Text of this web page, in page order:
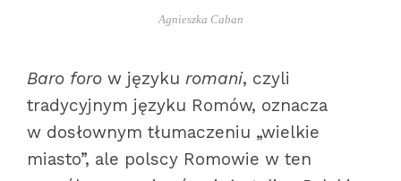
Agnieszka Caban
Baro foro w języku romani, czyli
tradycyjnym języku Romów, oznacza
w dosłownym tłumaczeniu „wielkie
miasto”, ale polscy Romowie w ten